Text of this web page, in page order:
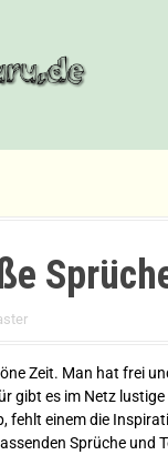
Zeit. Man hat frei
gibt es im Netz
fehlt einem die
Sprüche und